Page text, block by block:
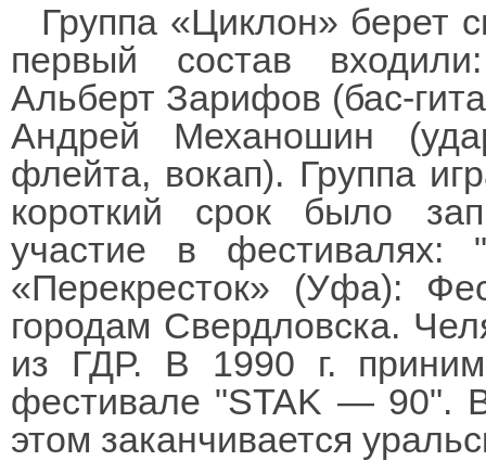
Группа «Циклон» берет
первый состав
Альберт Зарифов (бас-
Андрей Механошин
флейта, вокап). Группа
короткий срок было
участие в фестивалях:
«Перекресток» (Уфа):
городам Свердловска.
из ГДР. В 1990 г.
фестивале "STAK — 90".
этом заканчивается